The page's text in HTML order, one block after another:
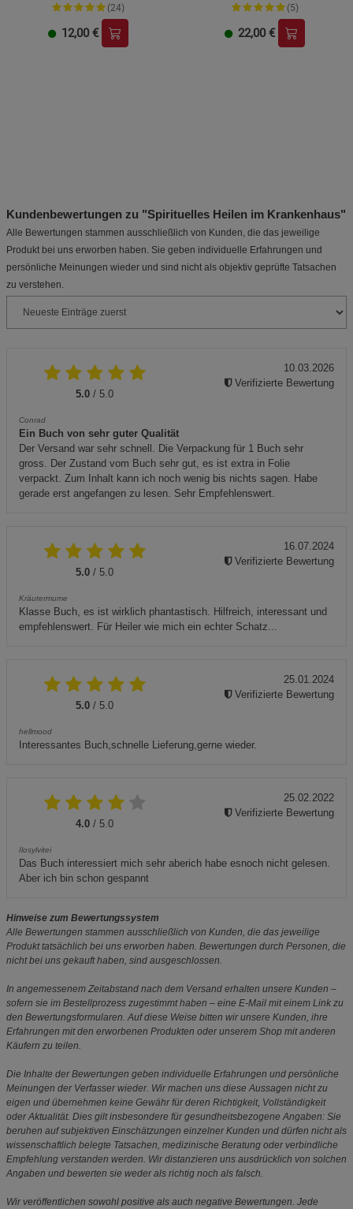
(24)
12,00 €
(5)
22,00 €
Kundenbewertungen zu "Spirituelles Heilen im Krankenhaus"
Alle Bewertungen stammen ausschließlich von Kunden, die das jeweilige
Produkt bei uns erworben haben. Sie geben individuelle Erfahrungen und
persönliche Meinungen wieder und sind nicht als objektiv geprüfte Tatsachen
zu verstehen.
5.0 / 5.0
Conrad
Ein Buch von sehr guter Qualität
Der Versand war sehr schnell. Die Verpackung für 1 Buch sehr
gross. Der Zustand vom Buch sehr gut, es ist extra in Folie
verpackt. Zum Inhalt kann ich noch wenig bis nichts sagen. Habe
gerade erst angefangen zu lesen. Sehr Empfehlenswert.
10.03.2026
Verifizierte Bewertung
5.0 / 5.0
Kräutermume
Klasse Buch, es ist wirklich phantastisch. Hilfreich, interessant und
empfehlenswert. Für Heiler wie mich ein echter Schatz...
16.07.2024
Verifizierte Bewertung
5.0 / 5.0
hellmood
Interessantes Buch,schnelle Lieferung,gerne wieder.
25.01.2024
Verifizierte Bewertung
4.0 / 5.0
Ilosylvitei
Das Buch interessiert mich sehr aberich habe esnoch nicht gelesen.
Aber ich bin schon gespannt
25.02.2022
Verifizierte Bewertung
Hinweise zum Bewertungssystem
Alle Bewertungen stammen ausschließlich von Kunden, die das jeweilige
Produkt tatsächlich bei uns erworben haben. Bewertungen durch Personen, die
nicht bei uns gekauft haben, sind ausgeschlossen.
In angemessenem Zeitabstand nach dem Versand erhalten unsere Kunden –
sofern sie im Bestellprozess zugestimmt haben – eine E-Mail mit einem Link zu
den Bewertungsformularen. Auf diese Weise bitten wir unsere Kunden, ihre
Erfahrungen mit den erworbenen Produkten oder unserem Shop mit anderen
Käufern zu teilen.
Die Inhalte der Bewertungen geben individuelle Erfahrungen und persönliche
Meinungen der Verfasser wieder. Wir machen uns diese Aussagen nicht zu
eigen und übernehmen keine Gewähr für deren Richtigkeit, Vollständigkeit
oder Aktualität. Dies gilt insbesondere für gesundheitsbezogene Angaben: Sie
beruhen auf subjektiven Einschätzungen einzelner Kunden und dürfen nicht als
wissenschaftlich belegte Tatsachen, medizinische Beratung oder verbindliche
Empfehlung verstanden werden. Wir distanzieren uns ausdrücklich von solchen
Angaben und bewerten sie weder als richtig noch als falsch.
Wir veröffentlichen sowohl positive als auch negative Bewertungen. Jede